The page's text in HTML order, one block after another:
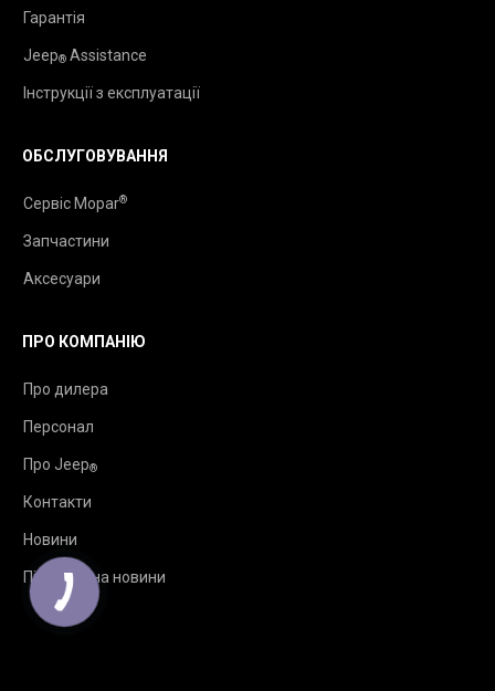
Гарантія
Jeep® Assistance
Інструкції з експлуатації
ОБСЛУГОВУВАННЯ
Сервіс Mopar®
Запчастини
Аксесуари
ПРО КОМПАНІЮ
Про дилера
Персонал
Про Jeep®
Контакти
Новини
Підписка на новини